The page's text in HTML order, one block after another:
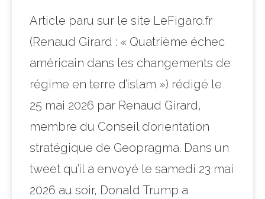
Article paru sur le site LeFigaro.fr
(Renaud Girard : « Quatrième échec
américain dans les changements de
régime en terre d’islam ») rédigé le
25 mai 2026 par Renaud Girard,
membre du Conseil d’orientation
stratégique de Geopragma. Dans un
tweet qu’il a envoyé le samedi 23 mai
2026 au soir, Donald Trump a